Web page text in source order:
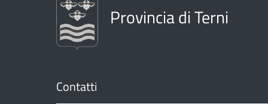
Provincia di Terni
Contatti